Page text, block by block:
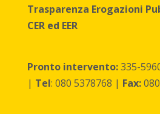
Trasparenza Erogazioni
CER ed EER
Pronto intervento:335-
| Tel: 080 5378768 | Fax: